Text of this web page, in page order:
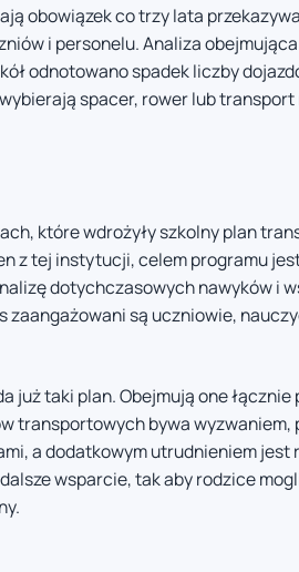
obowiązek co trzy lata
i personelu. Analiza
odnotowano spadek liczby
spacer, rower lub
które wdrożyły szkolny plan
z tej instytucji, celem programu
dotychczasowych nawyków i
są uczniowie,
już taki plan. Obejmują one łącznie
transportowych bywa wyzwaniem,
a dodatkowym utrudnieniem
wsparcie, tak aby rodzice